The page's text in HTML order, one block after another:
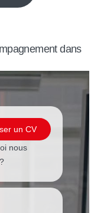
dans
un CV
nous